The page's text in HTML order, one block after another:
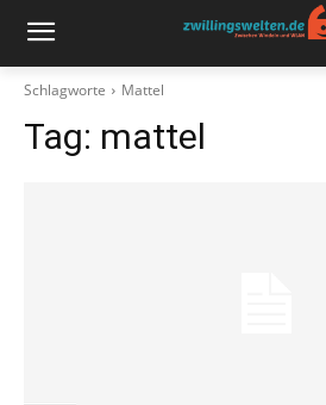
Schlagworte Mattel
Tag: mattel